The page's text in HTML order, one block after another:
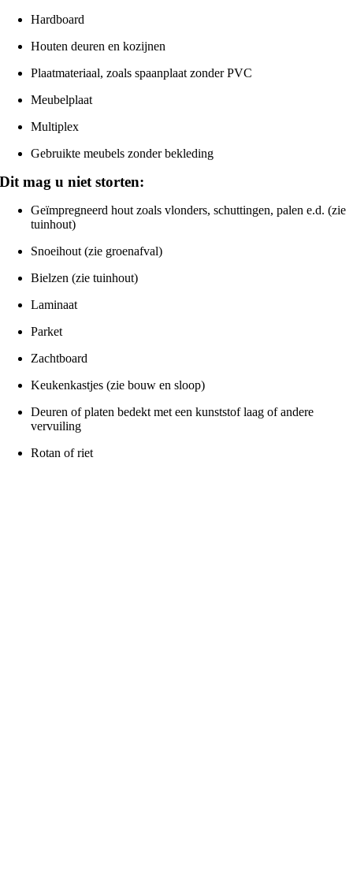
Hardboard
Houten deuren en kozijnen
Plaatmateriaal, zoals spaanplaat zonder PVC
Meubelplaat
Multiplex
Gebruikte meubels zonder bekleding
Dit mag u niet storten:
Geïmpregneerd hout zoals vlonders, schuttingen, palen e.d. (zie
tuinhout)
Snoeihout (zie groenafval)
Bielzen (zie tuinhout)
Laminaat
Parket
Zachtboard
Keukenkastjes (zie bouw en sloop)
Deuren of platen bedekt met een kunststof laag of andere
vervuiling
Rotan of riet